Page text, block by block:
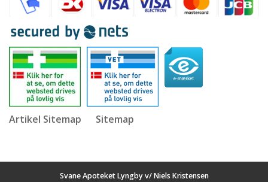
Artikel Sitemap Sitemap
Svane Apoteket Lyngby v/ Niels Kristensen